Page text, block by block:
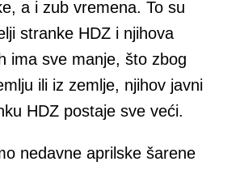
a i zub vremena. To su
stranke HDZ i njihova
ima sve manje, što zbog
ili iz zemlje, njihov javni
HDZ postaje sve veći.
nedavne aprilske šarene